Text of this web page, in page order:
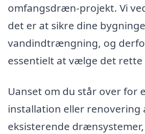
omfangsdræn-projekt. Vi
det er at sikre dine
vandindtrængning, og
essentielt at vælge det rette
Uanset om du står over for
installation eller renovering
eksisterende